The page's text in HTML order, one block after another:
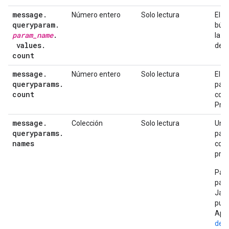
message .
queryparam.
param_ name.
values.
count
Número entero Solo lectura
El
la
message .
queryparams.
count
Número entero Solo lectura
El
con
message .
queryparams.
names
Colección Solo lectura
con